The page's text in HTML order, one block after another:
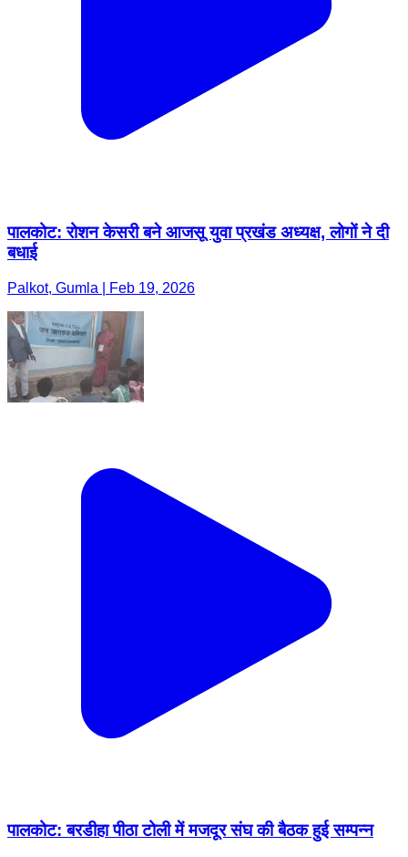
पालकोट: रोशन केसरी बने आजसू युवा प्रखंड अध्यक्ष, लोगों ने दी
बधाई
Palkot, Gumla | Feb 19, 2026
पालकोट: बरडीहा पीठा टोली में मजदूर संघ की बैठक हुई सम्पन्न